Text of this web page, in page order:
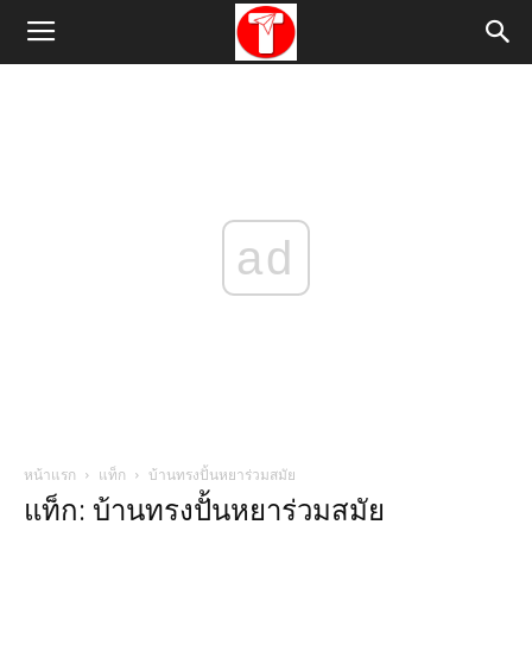
ad
หน้าแรก แท็ก บ้านทรงปั้นหยาร่วมสมัย
แท็ก: บ้านทรงปั้นหยาร่วมสมัย